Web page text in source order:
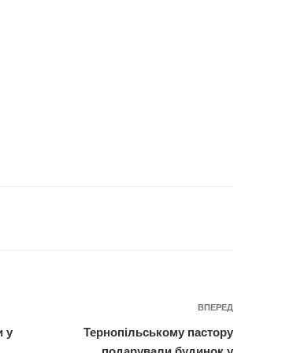
у
Наступний
запис
ВПЕРЕД
Тернопільському пастору